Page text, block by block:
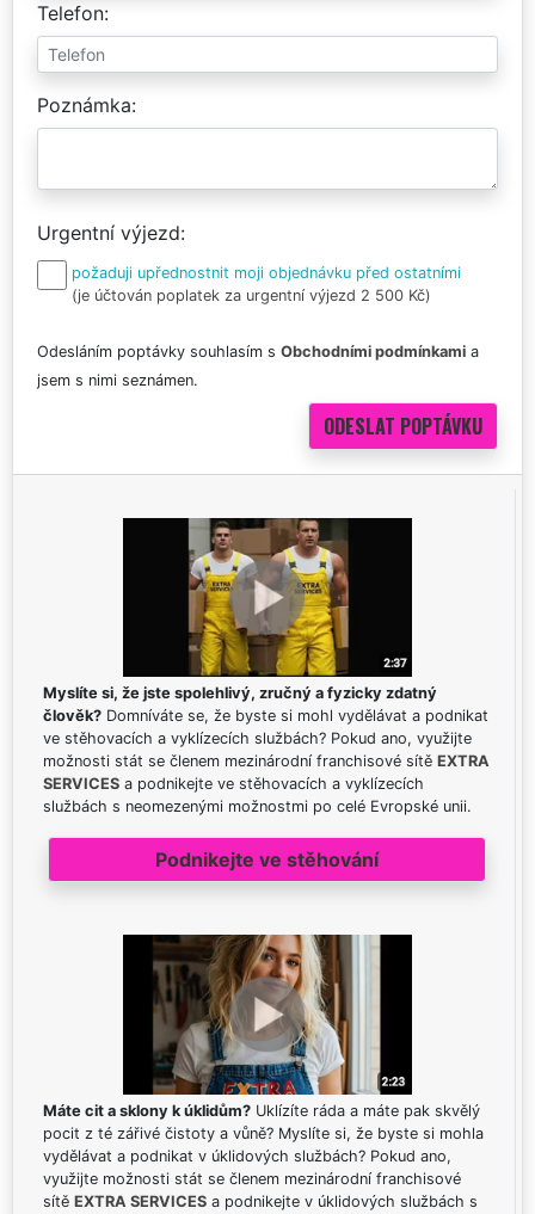
Telefon
Poznámka
Urgentní výjezd
požaduji upřednostnit moji objednávku před ostatními
(je účtován poplatek za urgentní výjezd 2 500 Kč)
Odesláním poptávky souhlasím s Obchodními podmínkami a
jsem s nimi seznámen.
Myslíte si, že jste spolehlivý, zručný a fyzicky zdatný
člověk? Domníváte se, že byste si mohl vydělávat a podnikat
ve stěhovacích a vyklízecích službách? Pokud ano, využijte
možnosti stát se členem mezinárodní franchisové sítě EXTRA
SERVICES a podnikejte ve stěhovacích a vyklízecích
službách s neomezenými možnostmi po celé Evropské unii.
Podnikejte ve stěhování
Máte cit a sklony k úklidům? Uklízíte ráda a máte pak skvělý
pocit z té zářivé čistoty a vůně? Myslíte si, že byste si mohla
vydělávat a podnikat v úklidových službách? Pokud ano,
využijte možnosti stát se členem mezinárodní franchisové
sítě EXTRA SERVICES a podnikejte v úklidových službách s